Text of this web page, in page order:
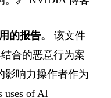
的报告。
该文件
合的恶意行为案
影响力操作者作为
uses of AI